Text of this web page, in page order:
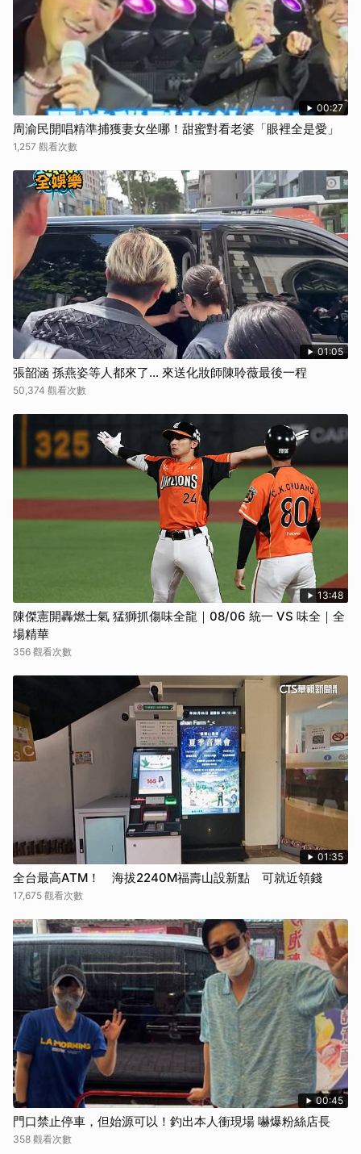
00:27
周渝民開唱精準捕獲妻女坐哪！甜蜜對看老婆「眼裡全是愛」
1,257 觀看次數
01:05
張韶涵 孫燕姿等人都來了... 來送化妝師陳聆薇最後一程
50,374 觀看次數
13:48
陳傑憲開轟燃士氣 猛獅抓傷味全龍｜08/06 統一 VS 味全｜全
場精華
356 觀看次數
01:35
全台最高ATM！ 海拔2240M福壽山設新點 可就近領錢
17,675 觀看次數
00:45
門口禁止停車，但始源可以！釣出本人衝現場 嚇爆粉絲店長
358 觀看次數